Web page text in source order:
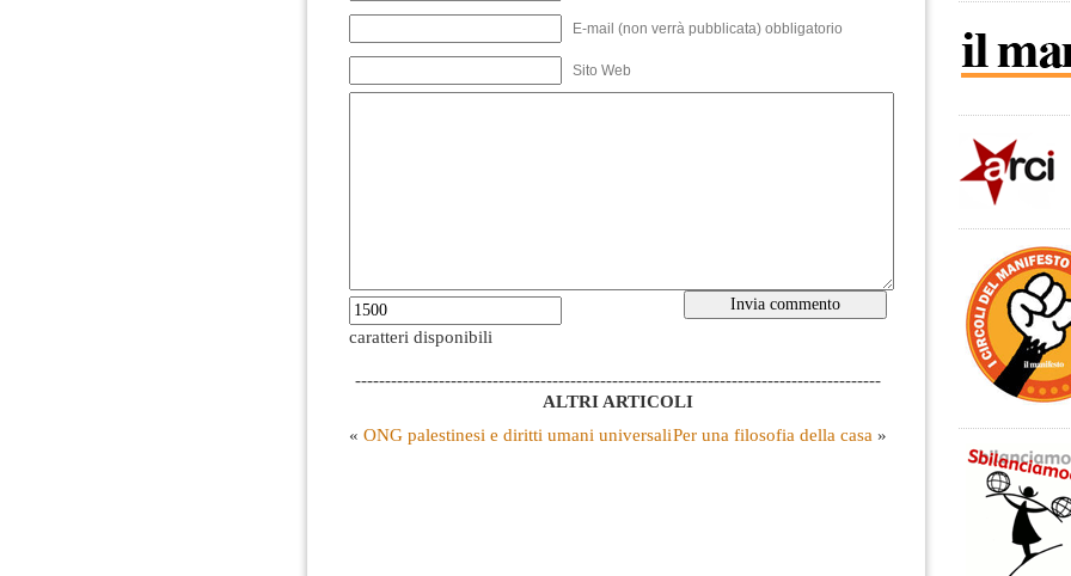
E-mail (non verrà pubblicata) obbligatorio
Sito Web
caratteri disponibili
----------------------------------------------------------------------------------------
ALTRI ARTICOLI
« ONG palestinesi e diritti umani universaliPer una filosofia della casa »